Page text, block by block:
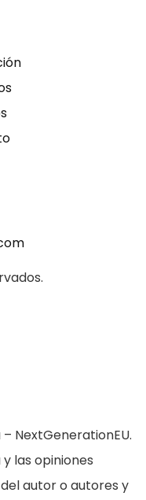
NextGenerationEU.
las opiniones
autor o autores y